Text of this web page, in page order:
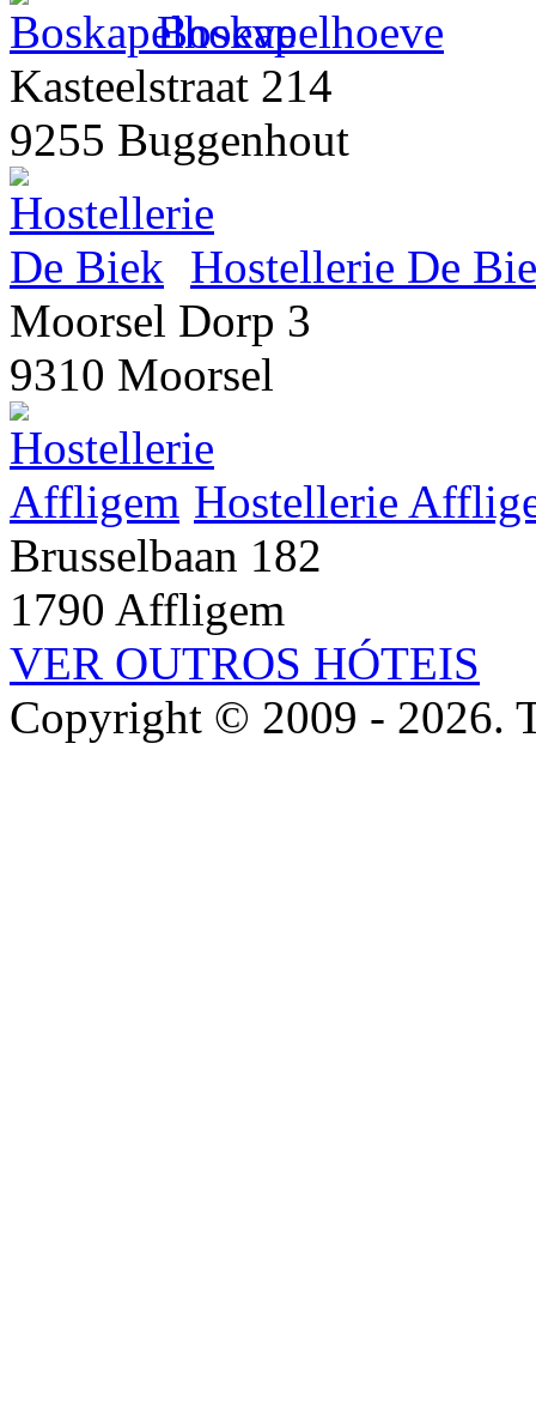
Boskapelhoeve
Kasteelstraat 214
9255 Buggenhout
Hostellerie De
Moorsel Dorp 3
9310 Moorsel
Hostellerie
Brusselbaan 182
1790 Affligem
VER OUTROS HÓTEIS
Copyright © 2009 - 2026.